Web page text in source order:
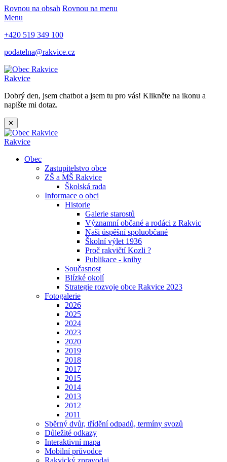
Rovnou na obsah Rovnou na menu
Menu
+420 519 349 100
podatelna@rakvice.cz
Rakvice
Dobrý den, jsem chatbot a jsem tu pro vás! Klikněte na ikonu a
napište mi dotaz.
✕
Rakvice
Obec
Zastupitelstvo obce
ZŠ a MŠ Rakvice
Školská rada
Informace o obci
Historie
Galerie starostů
Významní občané a rodáci z Rakvic
Naši úspěšní spoluobčané
Školní výlet 1936
Proč rakvičtí Kozli ?
Publikace - knihy
Současnost
Blízké okolí
Strategie rozvoje obce Rakvice 2023
Fotogalerie
2026
2025
2024
2023
2020
2019
2018
2017
2015
2014
2013
2012
2011
Sběrný dvůr, třídění odpadů, termíny svozů
Důležité odkazy
Interaktivní mapa
Mobilní průvodce
Rakvický zpravodaj